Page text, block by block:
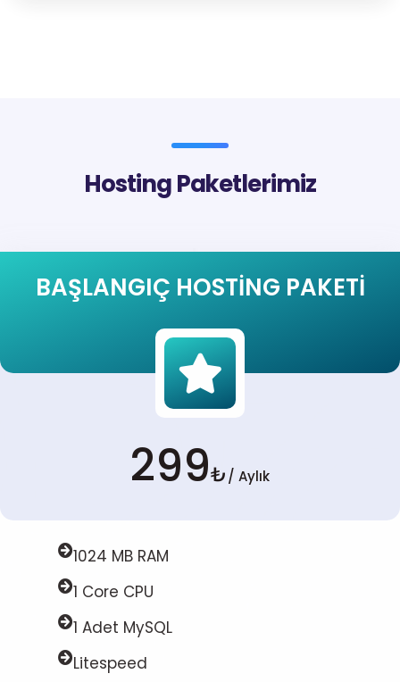
Hosting Paketlerimiz
BAŞLANGIÇ HOSTING PAKETI
299₺/ Aylık
1024 MB RAM
1 Core CPU
1 Adet MySQL
Litespeed